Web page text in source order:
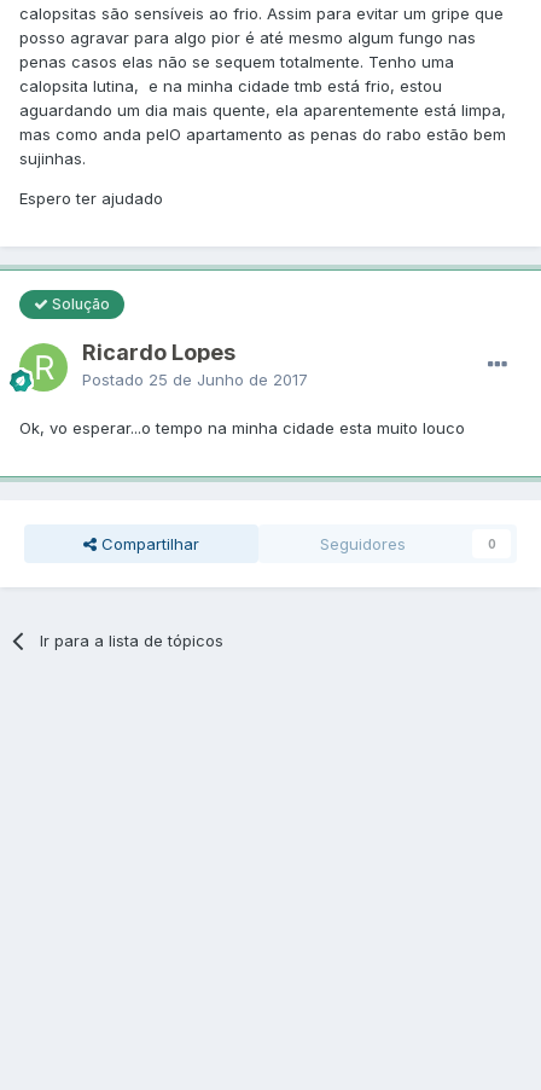
calopsitas são sensíveis ao frio. Assim para evitar um gripe que
posso agravar para algo pior é até mesmo algum fungo nas
penas casos elas não se sequem totalmente. Tenho uma
calopsita lutina, e na minha cidade tmb está frio, estou
aguardando um dia mais quente, ela aparentemente está limpa,
mas como anda pelO apartamento as penas do rabo estão bem
sujinhas.
Espero ter ajudado
Solução
Ricardo Lopes
Postado 25 de Junho de 2017
Ok, vo esperar...o tempo na minha cidade esta muito louco
Compartilhar Seguidores 0
Ir para a lista de tópicos